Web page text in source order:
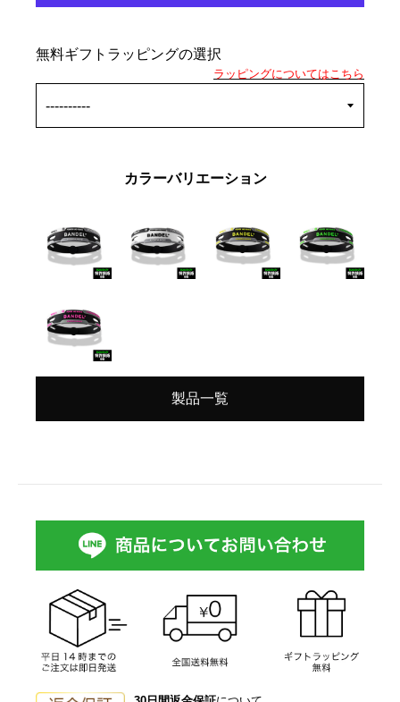
無料ギフトラッピングの選択
ラッピングについてはこちら
カラーバリエーション
製品一覧